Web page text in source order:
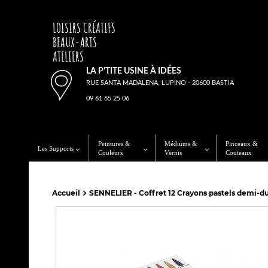
LOISIRS CRÉATIFS
BEAUX-ARTS
ATELIERS
LA P'TITE USINE À IDÉES
RUE SANTA MADALENA, LUPINO - 20600 BASTIA
09 61 65 25 06
Les Supports
Peintures &
Couleurs
Médiums &
Vernis
Pinceaux &
Couteaux
Accueil SENNELIER - Coffret 12 Crayons pastels demi-